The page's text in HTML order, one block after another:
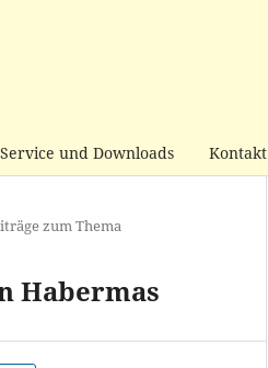
Service und Downloads Kontakt
zum Thema
Habermas